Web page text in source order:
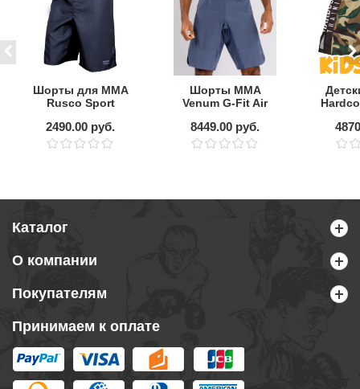
Шорты для MMA
Rusco Sport
2490.00 руб.
Шорты ММА
Venum G-Fit Air
8449.00 руб.
Каталог
О компании
Покупателям
Принимаем к оплате